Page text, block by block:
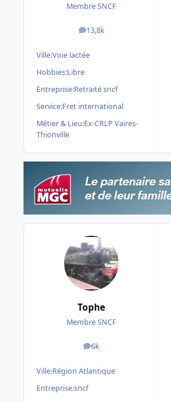
Membre SNCF
13,8k
messages
Ville:Voie lactée
Hobbies:Libre
Entreprise:Retraité sncf
Service:Fret international
Métier & Lieu:Ex-CRLP Vaires-
Thionville
Tophe
Membre SNCF
6k
messages
Ville:Région Atlantique
Entreprise:sncf